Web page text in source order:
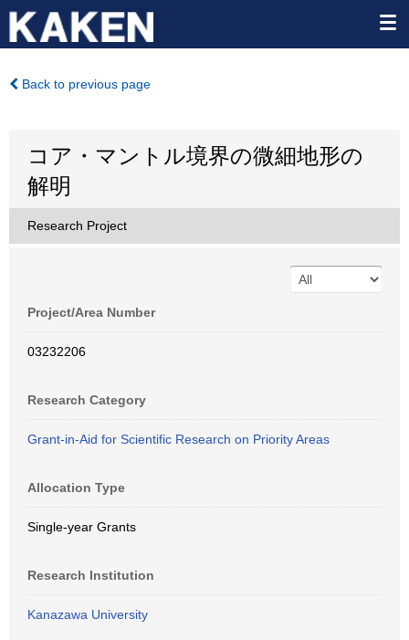
Back to previous page
コア・マントル境界の微細地形の
解明
Research Project
Project/Area Number
03232206
Research Category
Grant-in-Aid for Scientific Research on Priority Areas
Allocation Type
Single-year Grants
Research Institution
Kanazawa University